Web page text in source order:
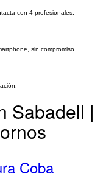
con 4 profesionales.
sin compromiso.
Sabadell |
Coba